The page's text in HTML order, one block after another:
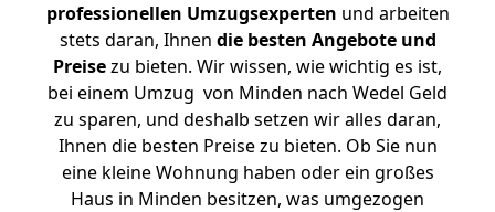
professionellen Umzugsexperten und arbeiten
stets daran, Ihnen die besten Angebote und
Preisezu bieten. Wir wissen, wie wichtig es ist,
bei einem Umzug von Minden nach Wedel Geld
zu sparen, und deshalb setzen wir alles daran,
Ihnen die besten Preise zu bieten. Ob Sie nun
eine kleine Wohnung haben oder ein großes
Haus in Minden besitzen, was umgezogen